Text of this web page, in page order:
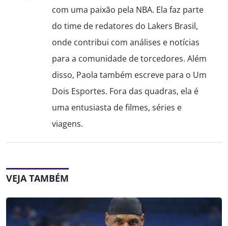
com uma paixão pela NBA. Ela faz parte
do time de redatores do Lakers Brasil,
onde contribui com análises e notícias
para a comunidade de torcedores. Além
disso, Paola também escreve para o Um
Dois Esportes. Fora das quadras, ela é
uma entusiasta de filmes, séries e
viagens.
VEJA TAMBÉM